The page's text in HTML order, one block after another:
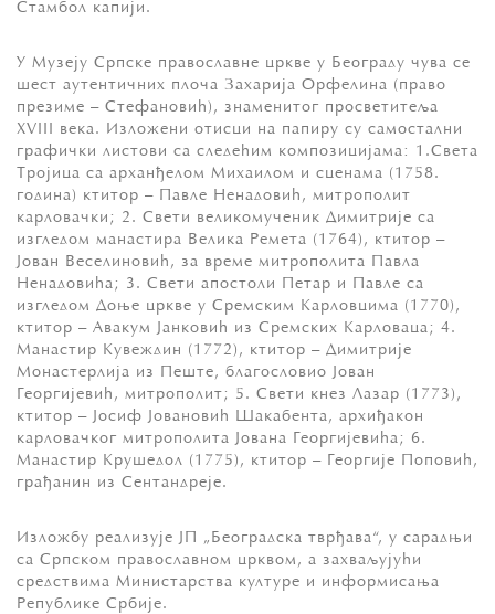
Стамбол капији.
У Музеју Српске православне цркве у Београду чува се
шест аутентичних плоча Захарија Орфелина (право
презиме – Стефановић), знаменитог просветитеља
XVIII века. Изложени отисци на папиру су самостални
графички листови са следећим композицијама: 1.Света
Тројица са арханђелом Михаилом и сценама (1758.
година) ктитор – Павле Ненадовић, митрополит
карловачки; 2. Свети великомученик Димитрије са
изгледом манастира Велика Ремета (1764), ктитор –
Јован Веселиновић, за време митрополита Павла
Ненадовића; 3. Свети апостоли Петар и Павле са
изгледом Доње цркве у Сремским Карловцима (1770),
ктитор – Авакум Јанковић из Сремских Карловаца; 4.
Манастир Кувеждин (1772), ктитор – Димитрије
Монастерлија из Пеште, благословио Јован
Георгијевић, митрополит; 5. Свети кнез Лазар (1773),
ктитор – Јосиф Јовановић Шакабента, архиђакон
карловачког митрополита Јована Георгијевића; 6.
Манастир Крушедол (1775), ктитор – Георгије Поповић,
грађанин из Сентандреје.
Изложбу реализује ЈП „Београдска тврђава“, у сарадњи
са Српском православном црквом, а захваљујући
средствима Министарства културе и информисања
Републике Србије.